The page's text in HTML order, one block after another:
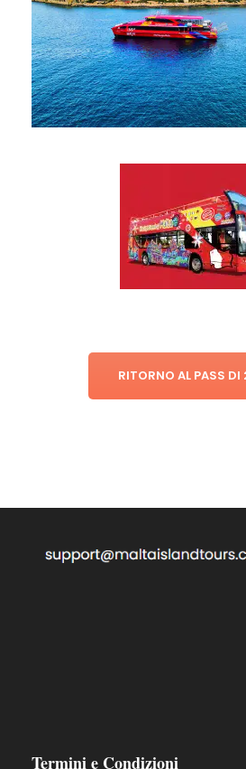
RITORNO AL PASS DI
Termini e Condizioni